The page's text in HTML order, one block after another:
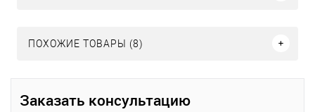
ПОХОЖИЕ ТОВАРЫ (8)
Заказать консультацию